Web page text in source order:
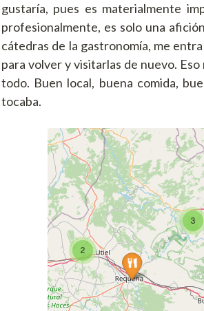
gustaría, pues es materialmente
profesionalmente, es solo una
cátedras de la gastronomía, me
para volver y visitarlas de nuevo.
todo. Buen local, buena comida,
tocaba.